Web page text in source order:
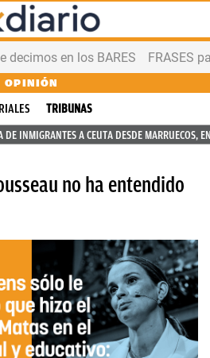
decimos en los BARES FRASES
OPINIÓN
TRIBUNAS
DE INMIGRANTES A CEUTA DESDE MARRUECOS,
no ha entendido